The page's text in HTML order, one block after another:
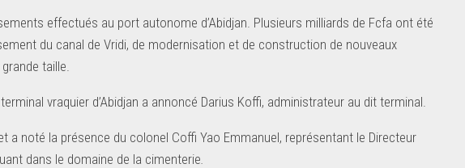
effectués au port autonome d’Abidjan. Plusieurs milliards de Fcfa ont été
du canal de Vridi, de modernisation et de construction de nouveaux
taille.
vraquier d’Abidjan a annoncé Darius Koffi, administrateur au dit terminal.
a noté la présence du colonel Coffi Yao Emmanuel, représentant le Directeur
dans le domaine de la cimenterie.